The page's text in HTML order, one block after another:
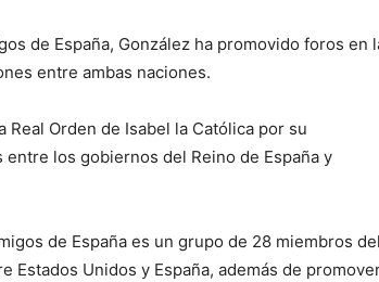
de España, González ha promovido foros en
entre ambas naciones.
Orden de Isabel la Católica por su
los gobiernos del Reino de España y
de España es un grupo de 28 miembros del
Estados Unidos y España, además de